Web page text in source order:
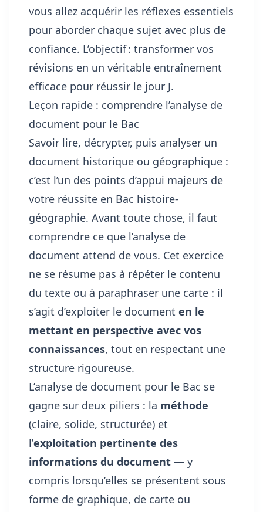
vous allez acquérir les réflexes essentiels
pour aborder chaque sujet avec plus de
confiance. L’objectif : transformer vos
révisions en un véritable entraînement
efficace pour réussir le jour J.
Leçon rapide : comprendre l’analyse de
document pour le Bac
Savoir lire, décrypter, puis analyser un
document historique ou géographique :
c’est l’un des points d’appui majeurs de
votre réussite en Bac histoire-
géographie. Avant toute chose, il faut
comprendre ce que l’analyse de
document attend de vous. Cet exercice
ne se résume pas à répéter le contenu
du texte ou à paraphraser une carte : il
s’agit d’exploiter le document en le
mettant en perspective avec vos
connaissances, tout en respectant une
structure rigoureuse.
L’analyse de document pour le Bac se
gagne sur deux piliers : la méthode
(claire, solide, structurée) et
l’exploitation pertinente des
informations du document — y
compris lorsqu’elles se présentent sous
forme de graphique, de carte ou